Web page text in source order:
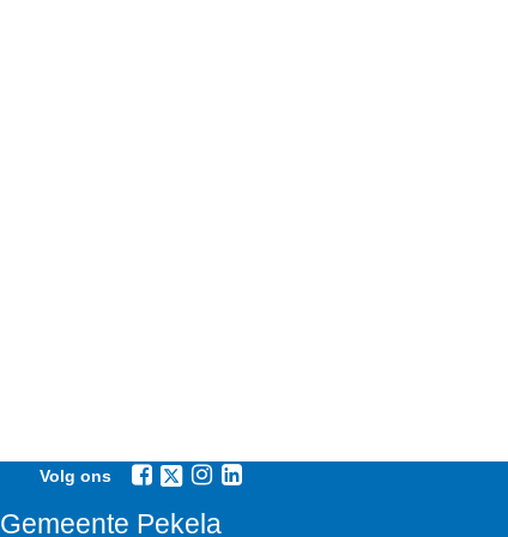
Volg ons
Gemeente Pekela